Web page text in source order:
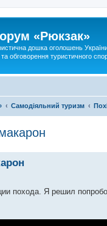
«Рюкзак»
дошка оголошень
обговорення туристичного
Самодіяльний туризм
похода. Я решил